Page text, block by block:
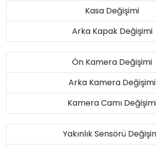
Kasa Değişimi
Arka Kapak Değişimi
Ön Kamera Değişimi
Arka Kamera Değişimi
Kamera Camı
Yakınlık Sensörü